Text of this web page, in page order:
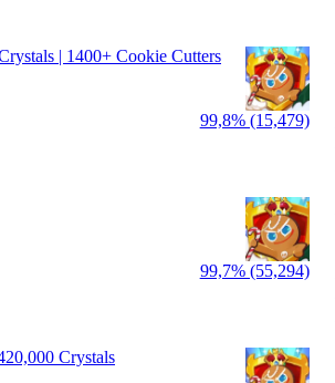
| 1400+ Cookie Cutters
99,8% (15,479)
99,7% (55,294)
Crystals